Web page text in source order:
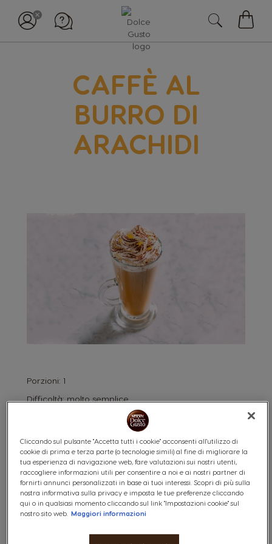
CAFFÈ AL
BURRO DI
ARACHIDI
Porzioni: 1
Difficoltà:molto semplice
150 ml Latte montato
1 Espresso Barista
Cacao in polvere q.b.
Utensili:
Cliccando sul pulsante "Accetta tutti i cookie" acconsenti all'utilizzo di
cookie di prima e terza parte (o tecnologie simili) al fine di migliorare la
tua esperienza di navigazione web, fare valutazioni sui nostri utenti,
raccogliere informazioni utili per consentire a noi e ai nostri partner di
fornirti annunci personalizzati in base ai tuoi interessi. Scopri di più sulla
nostra informativa sulla privacy e imposta le tue preferenze cliccando
qui o in qualsiasi momento cliccando sul link "Impostazioni cookie" sul
nostro sito web. Maggiori informazioni